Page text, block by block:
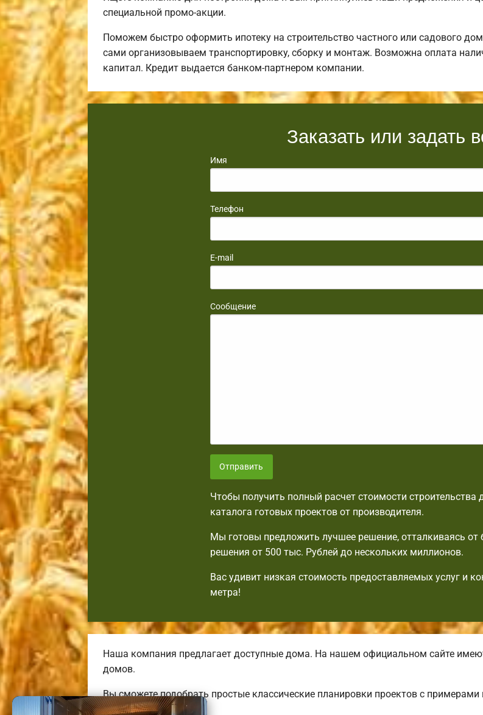
специальной промо-акции.
Поможем быстро оформить ипотеку на строительство частного или садового
сами организовываем транспортировку, сборку и монтаж. Возможна оплата
капитал. Кредит выдается банком-партнером компании.
Заказать или задать
Имя
Телефон
E-mail
Сообщение
Отправить
Чтобы получить полный расчет стоимости
каталога готовых проектов от производителя.
Мы готовы предложить лучшее решение, отталкиваясь
решения от 500 тыс. Рублей до нескольких миллионов.
Вас удивит низкая стоимость предоставляемых услуг и
метра!
Наша компания предлагает доступные дома. На нашем официальном сайте
домов.
Вы сможете подобрать простые классические планировки проектов с примерами